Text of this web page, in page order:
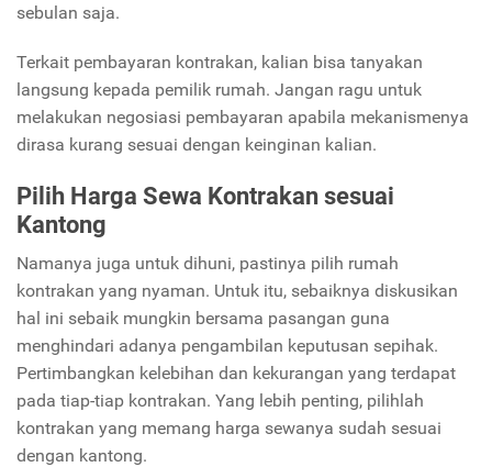
sebulan saja.
Terkait pembayaran kontrakan, kalian bisa tanyakan
langsung kepada pemilik rumah. Jangan ragu untuk
melakukan negosiasi pembayaran apabila mekanismenya
dirasa kurang sesuai dengan keinginan kalian.
Pilih Harga Sewa Kontrakan sesuai
Kantong
Namanya juga untuk dihuni, pastinya pilih rumah
kontrakan yang nyaman. Untuk itu, sebaiknya diskusikan
hal ini sebaik mungkin bersama pasangan guna
menghindari adanya pengambilan keputusan sepihak.
Pertimbangkan kelebihan dan kekurangan yang terdapat
pada tiap-tiap kontrakan. Yang lebih penting, pilihlah
kontrakan yang memang harga sewanya sudah sesuai
dengan kantong.